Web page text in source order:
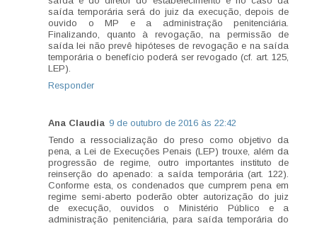
saída temporária será do juiz da execução, depois de
ouvido o MP e a administração penitenciária.
Finalizando, quanto à revogação, na permissão de
saída lei não prevê hipóteses de revogação e na saída
temporária o benefício poderá ser revogado (cf. art. 125,
LEP).
Responder
Ana Claudia 9 de outubro de 2016 às 22:42
Tendo a ressocialização do preso como objetivo da
pena, a Lei de Execuções Penais (LEP) trouxe, além da
progressão de regime, outro importantes instituto de
reinserção do apenado: a saída temporária (art. 122).
Conforme esta, os condenados que cumprem pena em
regime semi-aberto poderão obter autorização do juiz
de execução, ouvidos o Ministério Público e a
administração penitenciária, para saída temporária do